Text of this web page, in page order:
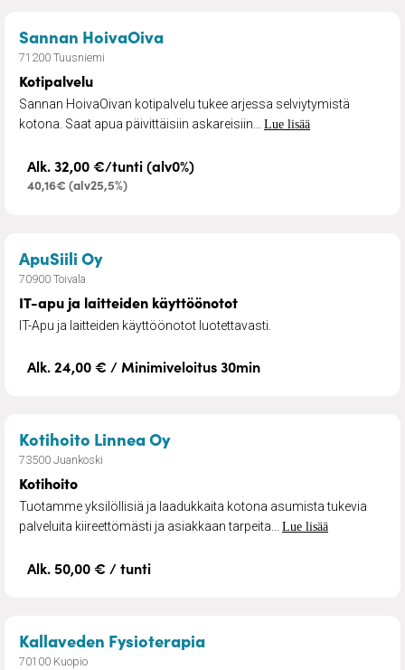
Sannan HoivaOiva– Kotipalvelu
71200 Tuusniemi
Kotipalvelu
Sannan HoivaOivan kotipalvelu tukee arjessa selviytymistä
kotona. Saat apua päivittäisiin askareisiin... Lue lisää
Alk. 32,00 €/tunti (alv0%)
40,16€ (alv25,5%)
ApuSiili Oy– IT-apu ja laitteiden käyttöönotot
70900 Toivala
IT-apu ja laitteiden käyttöönotot
IT-Apu ja laitteiden käyttöönotot luotettavasti.
Alk. 24,00 € / Minimiveloitus 30min
Kotihoito Linnea Oy– Kotihoito
73500 Juankoski
Kotihoito
Tuotamme yksilöllisiä ja laadukkaita kotona asumista tukevia
palveluita kiireettömästi ja asiakkaan tarpeita... Lue lisää
Alk. 50,00 € / tunti
Kallaveden Fysioterapia– Fysioterapiapalvelut
70100 Kuopio